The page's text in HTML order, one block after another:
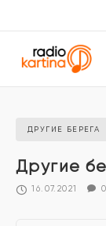
ДРУГИЕ БЕРЕГА
Другие
16.07.2021 0